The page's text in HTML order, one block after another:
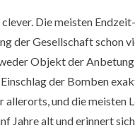
Die meisten
der Gesellschaft schon
Objekt der
der Bomben
allerorts, und die meisten
Jahre alt und erinnert